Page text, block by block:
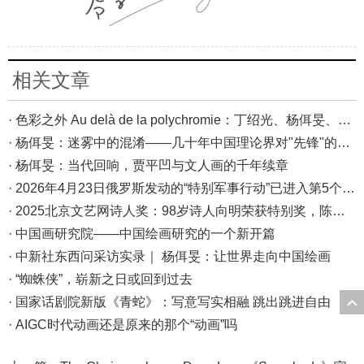
相关文章
· 色彩之外 Au delà de la polychromie：丁绍光、杨佴旻、Alain Cardenas·Castro巴黎展
· 杨佴旻：迷雾中的混淆——几十年中国理论界对"先锋"的误读，对创作的误导
· 杨佴旻：当代回响，贾平凹与文人画的千年续章
· 2026年4月23日俄罗斯发动的“特别军事行动”已进入第5个年头，俄乌局势最新综述
· 2025北京文艺网诗人奖：98岁诗人向明荣获特别奖，陈东东荣获诗人奖，茱萸荣获年度诗人奖！
· 中国画研究院——中国绘画研究的一个新开篇
· 中新社东西问采访实录｜ 杨佴旻：让世界走向中国绘画
· “蜘蛛侠”，崭新之日或回到过去
· 国家话剧院新版《青蛇》：写意写实相融 跳出跳进自由
· AIGC时代动画还是原来的那个“动画”吗